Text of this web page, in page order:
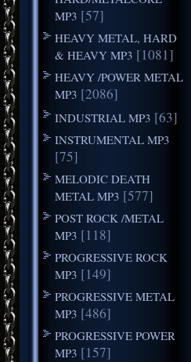
MP3 [57]
HEAVY METAL, HARD
& HEAVY MP3 [1081]
HEAVY /POWER METAL
MP3 [2086]
INDUSTRIAL MP3 [63]
INSTRUMENTAL MP3
[75]
MELODIC DEATH
METAL MP3 [577]
POST ROCK /METAL
MP3 [118]
PROGRESSIVE ROCK
MP3 [149]
PROGRESSIVE METAL
MP3 [486]
PROGRESSIVE POWER
MP3 [157]